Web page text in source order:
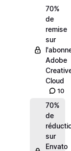
70%
de
remise
sur
Adobe
Cloud
10
70%
de
sur
Envato